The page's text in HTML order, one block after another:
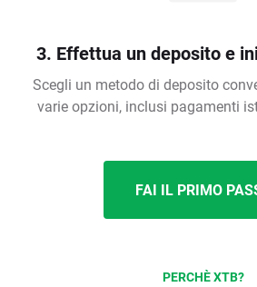
3. Effettua un deposito e
Scegli un metodo di deposito
varie opzioni, inclusi pagamenti
FAI IL PRIMO
PERCHÈ XTB?